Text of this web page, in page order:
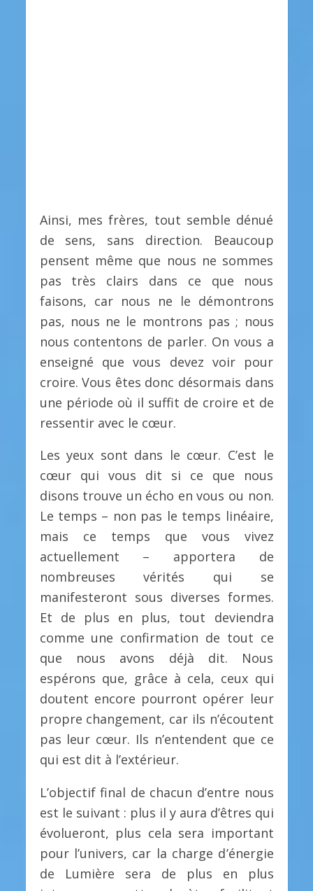
Ainsi, mes frères, tout semble dénué
de sens, sans direction. Beaucoup
pensent même que nous ne sommes
pas très clairs dans ce que nous
faisons, car nous ne le démontrons
pas, nous ne le montrons pas ; nous
nous contentons de parler. On vous a
enseigné que vous devez voir pour
croire. Vous êtes donc désormais dans
une période où il suffit de croire et de
ressentir avec le cœur.
Les yeux sont dans le cœur. C’est le
cœur qui vous dit si ce que nous
disons trouve un écho en vous ou non.
Le temps – non pas le temps linéaire,
mais ce temps que vous vivez
actuellement – apportera de
nombreuses vérités qui se
manifesteront sous diverses formes.
Et de plus en plus, tout deviendra
comme une confirmation de tout ce
que nous avons déjà dit. Nous
espérons que, grâce à cela, ceux qui
doutent encore pourront opérer leur
propre changement, car ils n’écoutent
pas leur cœur. Ils n’entendent que ce
qui est dit à l’extérieur.
L’objectif final de chacun d’entre nous
est le suivant : plus il y aura d’êtres qui
évolueront, plus cela sera important
pour l’univers, car la charge d’énergie
de Lumière sera de plus en plus